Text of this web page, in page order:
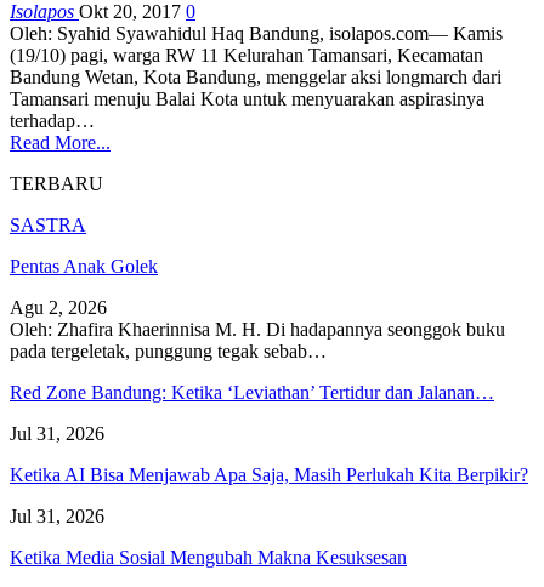
Isolapos Okt 20, 2017 0
Oleh: Syahid Syawahidul Haq Bandung, isolapos.com— Kamis
(19/10) pagi, warga RW 11 Kelurahan Tamansari, Kecamatan
Bandung Wetan, Kota Bandung, menggelar aksi longmarch dari
Tamansari menuju Balai Kota untuk menyuarakan aspirasinya
terhadap…
Read More...
TERBARU
SASTRA
Pentas Anak Golek
Agu 2, 2026
Oleh: Zhafira Khaerinnisa M. H. Di hadapannya seonggok buku
pada tergeletak, punggung tegak sebab…
Red Zone Bandung: Ketika ‘Leviathan’ Tertidur dan Jalanan…
Jul 31, 2026
Ketika AI Bisa Menjawab Apa Saja, Masih Perlukah Kita Berpikir?
Jul 31, 2026
Ketika Media Sosial Mengubah Makna Kesuksesan